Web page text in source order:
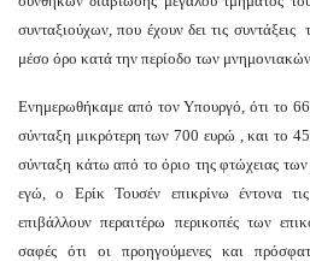
συνταξιούχων, που έχουν δει τις
μέσο όρο κατά την περίοδο των
Ενημερωθήκαμε από τον Υπουργό, ότι το
σύνταξη μικρότερη των 700 ευρώ , και το
σύνταξη κάτω από το όριο της φτώχειας
εγώ, ο Ερίκ Τουσέν επικρίνω έντονα
επιβάλλουν περαιτέρω περικοπές των
σαφές ότι οι προηγούμενες και